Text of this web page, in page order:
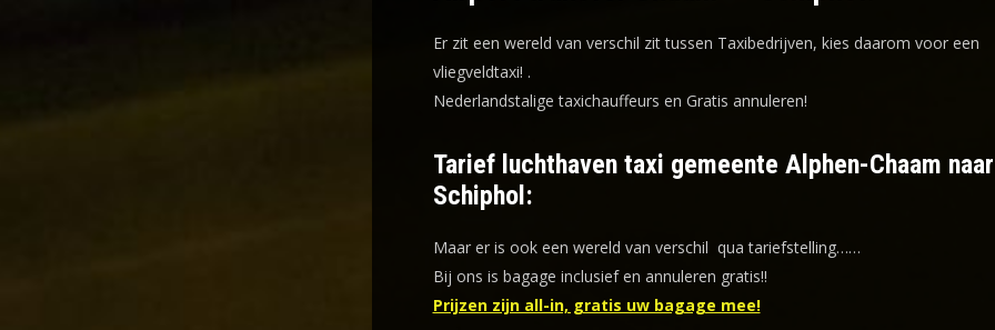
Er zit een wereld van verschil zit tussen Taxibedrijven, kies daarom voor een
vliegveldtaxi! .
Nederlandstalige taxichauffeurs en Gratis annuleren!
Tarief luchthaven taxi gemeente Alphen-Chaam naar
Schiphol:
Maar er is ook een wereld van verschil qua tariefstelling……
Bij ons is bagage inclusief en annuleren gratis!!
Prijzen zijn all-in, gratis uw bagage mee!